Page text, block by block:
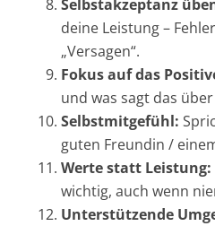
Selbstakzeptanz
deine Leistung –
„Versagen“.
Fokus auf das
und was sagt das
Selbstmitgefühl:
guten Freundin /
Werte statt Leistung:
wichtig, auch wenn
Unterstützende